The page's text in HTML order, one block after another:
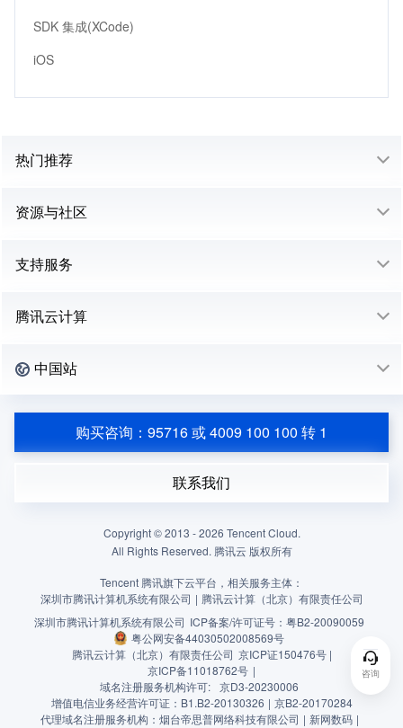
SDK 集成(XCode)
iOS
咨询
热门推荐
资源与社区
支持服务
腾讯云计算
中国站
购买咨询：95716 或 4009 100 100 转 1
联系我们
Copyright © 2013 -2026 Tencent Cloud.
All Rights Reserved. 腾讯云 版权所有
Tencent 腾讯旗下云平台，相关服务主体：
深圳市腾讯计算机系统有限公司 | 腾讯云计算（北京）有限责任公司
深圳市腾讯计算机系统有限公司 ICP备案/许可证号： 粤B2-20090059
粤公网安备44030502008569号
腾讯云计算（北京）有限责任公司 京ICP证150476号 |
京ICP备11018762号 |
域名注册服务机构许可: 京D3-20230006
增值电信业务经营许可证：B1.B2-20130326 | 京B2-20170284
代理域名注册服务机构：烟台帝思普网络科技有限公司 | 新网数码 |